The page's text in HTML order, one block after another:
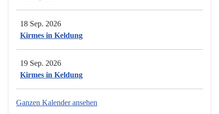
18 Sep. 2026
Kirmes in Keldung
19 Sep. 2026
Kirmes in Keldung
Ganzen Kalender ansehen